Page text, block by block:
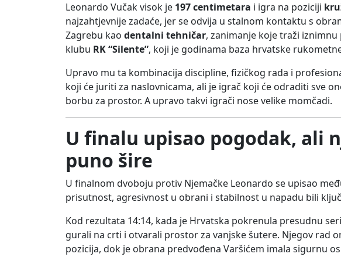
Leonardo Vučak visok je 197 centimetara i igra na poziciji
najzahtjevnije zadaće, jer se odvija u stalnom kontaktu s
Zagrebu kao dentalni tehničar, zanimanje koje traži
klubu RK “Silente”, koji je godinama baza hrvatske
Upravo mu ta kombinacija discipline, fizičkog rada i
koji će juriti za naslovnicama, ali je igrač koji će odraditi sve
borbu za prostor. A upravo takvi igrači nose velike momčadi.
U finalu upisao pogodak, ali
puno šire
U finalnom dvoboju protiv Njemačke Leonardo se upisao
prisutnost, agresivnost u obrani i stabilnost u napadu bili
Kod rezultata 14:14, kada je Hrvatska pokrenula presudnu
gurali na crti i otvarali prostor za vanjske šutere. Njegov rad
pozicija, dok je obrana predvođena Varšićem imala sigurnu